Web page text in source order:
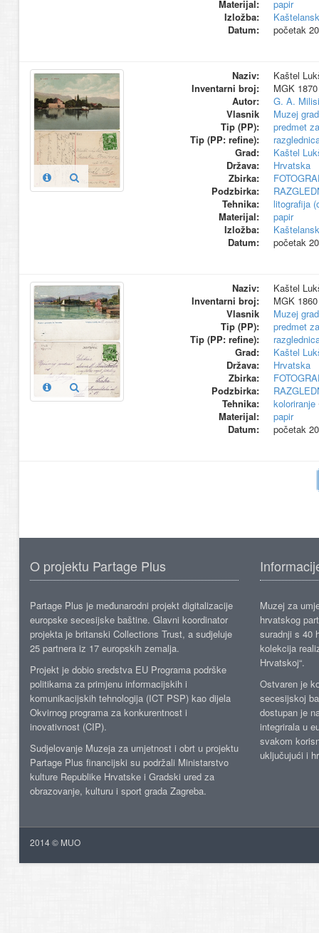
Materijal:
papir
Izložba:
Datum:
početak
Naziv:
Kaštel
Inventarni broj:
MGK 1870
Autor:
G. A.
Vlasnik
Muzej
Tip (PP):
predmet
Tip (PP: refine):
Grad:
Kaštel
Država:
Hrvatska
Zbirka:
Podzbirka:
Tehnika:
litografija
Materijal:
papir
Izložba:
Datum:
početak
Naziv:
Kaštel
Inventarni broj:
MGK 1860
Vlasnik
Muzej
Tip (PP):
predmet
Tip (PP: refine):
Grad:
Kaštel
Država:
Hrvatska
Zbirka:
Podzbirka:
Tehnika:
koloriranje
Materijal:
papir
Datum:
početak
O projektu Partage Plus
Partage Plus je međunarodni projekt digitalizacije
europske secesijske baštine. Glavni koordinator
projekta je britanski Collections Trust, a sudjeluje
25 partnera iz 17 europskih zemalja.
Projekt je dobio sredstva EU Programa podrške
politikama za primjenu informacijskih i
komunikacijskih tehnologija (ICT PSP) kao dijela
Okvirnog programa za konkurentnost i
inovativnost (CIP).
Sudjelovanje Muzeja za umjetnost i obrt u projektu
Partage Plus financijski su podržali Ministarstvo
kulture Republike Hrvatske i Gradski ured za
obrazovanje, kulturu i sport grada Zagreba.
Muzej za
hrvatskog
suradnji s 40
kolekcija
Hrvatskoj“.
Ostvaren je
secesijskoj
dostupan je
integrirala u
svakom
uključujući i
2014 © MUO